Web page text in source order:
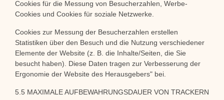
Cookies für die Messung von Besucherzahlen, Werbe-
Cookies und Cookies für soziale Netzwerke.
Cookies zur Messung der Besucherzahlen erstellen
Statistiken über den Besuch und die Nutzung verschiedener
Elemente der Website (z. B. die Inhalte/Seiten, die Sie
besucht haben). Diese Daten tragen zur Verbesserung der
Ergonomie der Website des Herausgebers" bei.
5.5 MAXIMALE AUFBEWAHRUNGSDAUER VON TRACKERN